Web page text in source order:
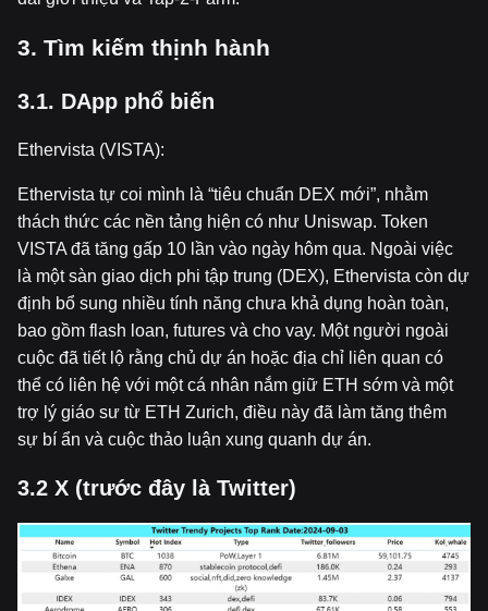
3. Tìm kiếm thịnh hành
3.1. DApp phổ biến
Ethervista (VISTA):
Ethervista tự coi mình là “tiêu chuẩn DEX mới”, nhằm
thách thức các nền tảng hiện có như Uniswap. Token
VISTA đã tăng gấp 10 lần vào ngày hôm qua. Ngoài việc
là một sàn giao dịch phi tập trung (DEX), Ethervista còn dự
định bổ sung nhiều tính năng chưa khả dụng hoàn toàn,
bao gồm flash loan, futures và cho vay. Một người ngoài
cuộc đã tiết lộ rằng chủ dự án hoặc địa chỉ liên quan có
thể có liên hệ với một cá nhân nắm giữ ETH sớm và một
trợ lý giáo sư từ ETH Zurich, điều này đã làm tăng thêm
sự bí ẩn và cuộc thảo luận xung quanh dự án.
3.2 X (trước đây là Twitter)